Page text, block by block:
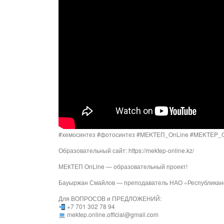
#хемосинтез #фотосинтез #MEKTEП_OnLine
Образовательный сайт: https://mektep-online.kz/
МЕКТЕП OnLine — образовательный проект!
Бауыржан Смайлов — преподаватель НАО
Для ВОПРОСОВ и ПРЕДЛОЖЕНИЙ:
+7 701 302 78 94
mektep.online.official@gmail.com